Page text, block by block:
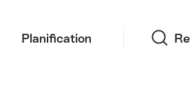
Planification